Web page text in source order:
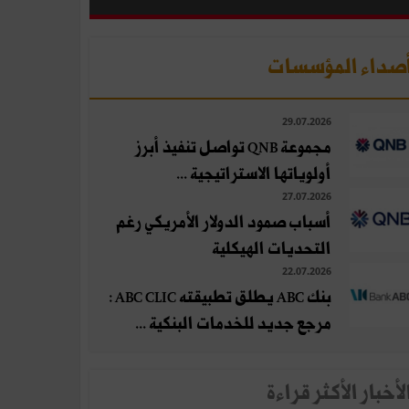
المؤسسات
29.07.2026
مجموعة QNB تواصل تنفيذ أبرز
أولوياتها الاستراتيجية ...
27.07.2026
أسباب صمود الدولار الأمريكي رغم
التحديات الهيكلية
22.07.2026
بنك ABC يطلق تطبيقته ABC CLIC :
مرجع جديد للخدمات البنكية ...
الأكثر قراءة